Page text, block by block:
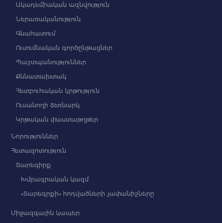
Ակադեմիական ազնվություն
Ներառականություն
Գնահատում
Ուսումնական գործընթացներ
Պաշտպանություններ
Քննատախտակ
Հետբուհական կրթություն
Ուսանողի ձեռնարկ
Կրթական փաստաթղթեր
Նորություններ
Հետազոտություն
Տարեգիրք
Խմբագրական կազմ
«Տարեգրքի» հոդվածների չափանիշները
Միջազգային կապեր